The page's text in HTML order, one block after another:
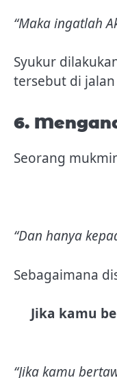
“Maka ingatlah
Syukur
tersebut di
6.
Seorang
“Dan hanya
Sebagaimana
Jika kamu
“Jika kamu